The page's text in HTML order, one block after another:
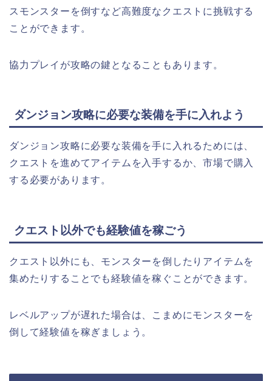
スモンスターを倒すなど高難度なクエストに挑戦する
ことができます。
協力プレイが攻略の鍵となることもあります。
ダンジョン攻略に必要な装備を手に入れよう
ダンジョン攻略に必要な装備を手に入れるためには、
クエストを進めてアイテムを入手するか、市場で購入
する必要があります。
クエスト以外でも経験値を稼ごう
クエスト以外にも、モンスターを倒したりアイテムを
集めたりすることでも経験値を稼ぐことができます。
レベルアップが遅れた場合は、こまめにモンスターを
倒して経験値を稼ぎましょう。